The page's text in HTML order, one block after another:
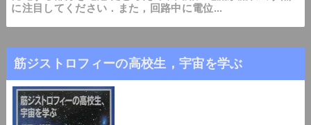
に注目してください．また，回路中に電位...
筋ジストロフィーの高校生，宇宙を学ぶ